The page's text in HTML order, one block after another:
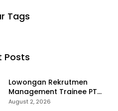
Tags
Posts
Lowongan Rekrutmen
Management Trainee PT
Kalimantan Alumina Nusantara
August 2, 2026